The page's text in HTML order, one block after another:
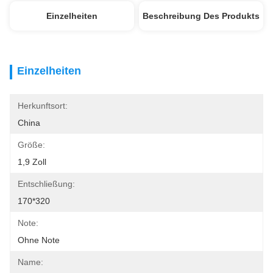
Einzelheiten Beschreibung Des Produkts
Einzelheiten
Herkunftsort:
China
Größe:
1,9 Zoll
Entschließung:
170*320
Note:
Ohne Note
Name: